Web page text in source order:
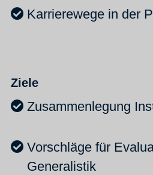
Karrierewege in der
Ziele
Zusammenlegung
Vorschläge für
Generalistik